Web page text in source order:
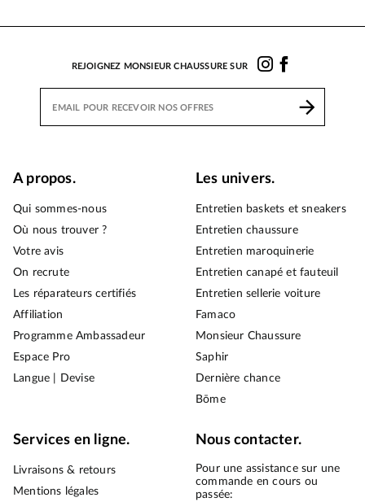
REJOIGNEZ MONSIEUR CHAUSSURE SUR
A propos.
Qui sommes-nous
Où nous trouver ?
Votre avis
On recrute
Les réparateurs certifiés
Affiliation
Programme Ambassadeur
Espace Pro
Langue | Devise
Les univers.
Entretien baskets et sneakers
Entretien chaussure
Entretien maroquinerie
Entretien canapé et fauteuil
Entretien sellerie voiture
Famaco
Monsieur Chaussure
Saphir
Dernière chance
Bōme
Services en ligne.
Livraisons & retours
Mentions légales
Nous contacter.
Pour une assistance sur une
commande en cours ou
passée: